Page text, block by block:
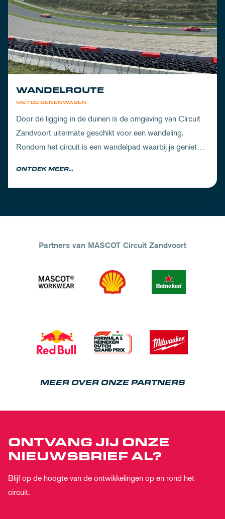
MET DE BENENWAGEN
WANDELROUTE
Door de ligging in de duinen is de omgeving van Circuit
Zandvoort uitermate geschikt voor een wandeling.
Rondom het circuit is een wandelpad waarbij je geniet
ONTDEK MEER...
Partners van MASCOT Circuit Zandvoort
MEER OVER ONZE PARTNERS
ONTVANG JIJ ONZE
NIEUWSBRIEF AL?
Blijf op de hoogte van de ontwikkelingen op en rond het
circuit.